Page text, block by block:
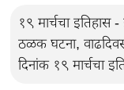
१९ मार्चचा इतिहास
ठळक घटना,
दिनांक १९ मार्चचा